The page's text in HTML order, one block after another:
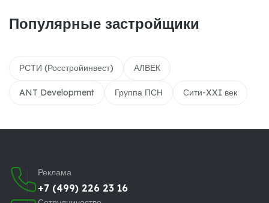
Популярные застройщики
РСТИ (Росстройинвест) АЛВЕК
ANT Development Группа ПСН Сити-XXI век
Реклама
+7 (499) 226 23 16